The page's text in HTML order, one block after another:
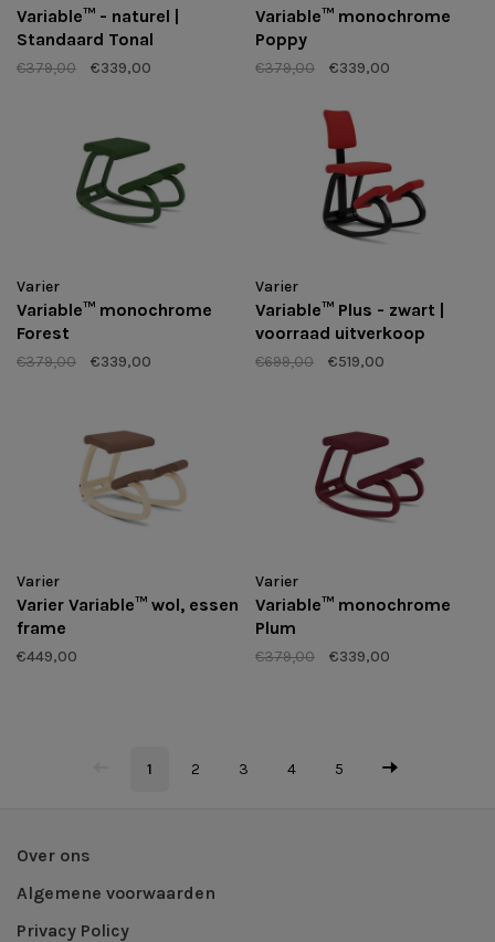
Variable™ - naturel |
Standaard Tonal
€379,00 €339,00
Variable™ monochrome
Poppy
€379,00 €339,00
Varier
Variable™ monochrome
Forest
€379,00 €339,00
Varier
Variable™ Plus - zwart |
voorraad uitverkoop
€699,00 €519,00
Varier
Varier Variable™ wol, essen
frame
€449,00
Varier
Variable™ monochrome
Plum
€379,00 €339,00
1 2 3 4 5
Over ons
Algemene voorwaarden
Privacy Policy